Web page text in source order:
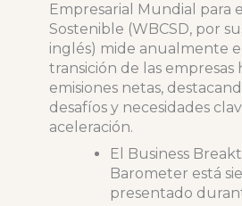
Empresarial Mundial para
Sostenible (WBCSD, por
inglés) mide anualmente
transición de las empresas
emisiones netas,
desafíos y necesidades
aceleración.
El Business
Barometer está
presentado